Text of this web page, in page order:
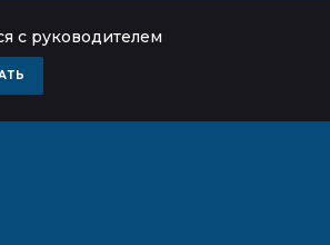
с руководителем